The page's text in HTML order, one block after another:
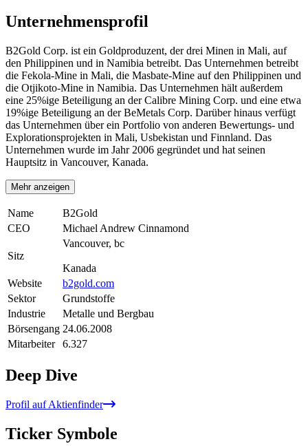
Unternehmensprofil
B2Gold Corp. ist ein Goldproduzent, der drei Minen in Mali, auf
den Philippinen und in Namibia betreibt. Das Unternehmen betreibt
die Fekola-Mine in Mali, die Masbate-Mine auf den Philippinen und
die Otjikoto-Mine in Namibia. Das Unternehmen hält außerdem
eine 25%ige Beteiligung an der Calibre Mining Corp. und eine etwa
19%ige Beteiligung an der BeMetals Corp. Darüber hinaus verfügt
das Unternehmen über ein Portfolio von anderen Bewertungs- und
Explorationsprojekten in Mali, Usbekistan und Finnland. Das
Unternehmen wurde im Jahr 2006 gegründet und hat seinen
Hauptsitz in Vancouver, Kanada.
Mehr anzeigen
Name
B2Gold
CEO
Michael Andrew Cinnamond
Sitz
Vancouver, bc
Kanada
Website
b2gold.com
Sektor
Grundstoffe
Industrie
Metalle und Bergbau
Börsengang 24.06.2008
Mitarbeiter
6.327
Deep Dive
Profil auf Aktienfinder
Ticker Symbole